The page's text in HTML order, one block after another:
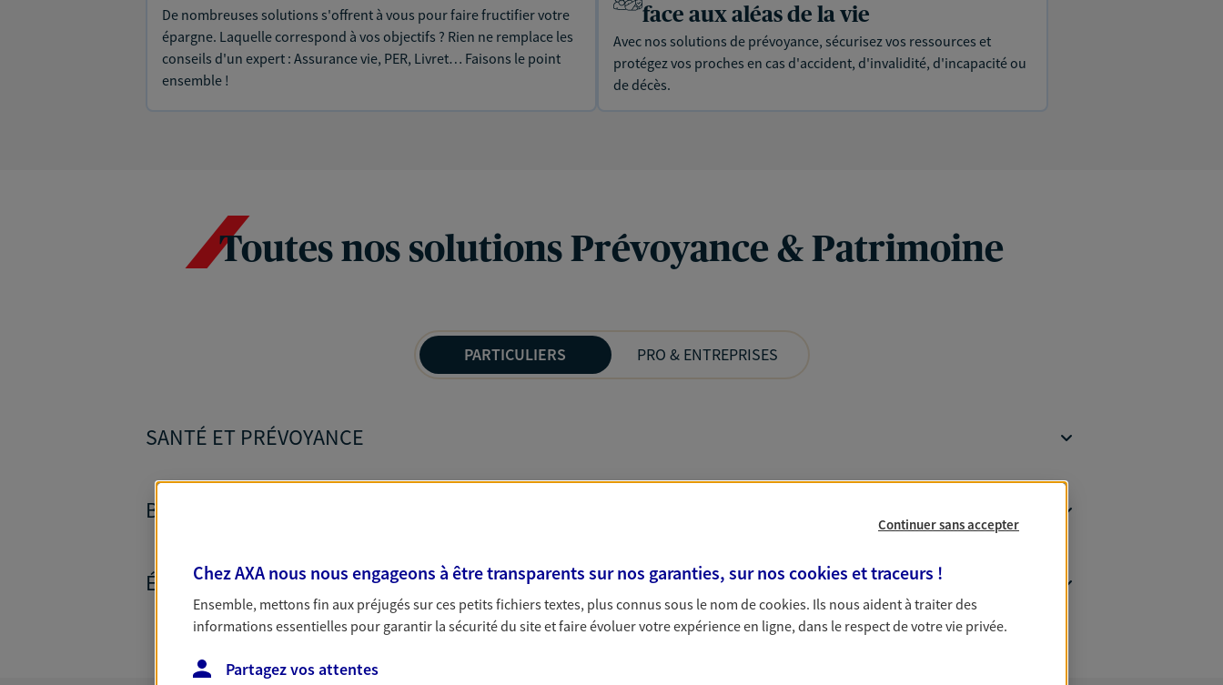
De nombreuses solutions s'offrent à vous pour faire fructifier votre
épargne. Laquelle correspond à vos objectifs ? Rien ne remplace les
conseils d'un expert : Assurance vie, PER, Livret… Faisons le point
ensemble !
face aux aléas de la vie
Avec nos solutions de prévoyance, sécurisez vos ressources et
protégez vos proches en cas d'accident, d'invalidité, d'incapacité ou
de décès.
Toutes nos solutions Prévoyance & Patrimoine
PARTICULIERS PRO & ENTREPRISES
SANTÉ ET PRÉVOYANCE
BANQUE ET CRÉDITS
ÉPARGNE ET RETRAITE
Continuer sans accepter
Chez AXA nous nous engageons à être transparents sur nos garanties, sur nos cookies et traceurs !
Ensemble, mettons fin aux préjugés sur ces petits fichiers textes, plus connus sous le nom decookies. Ils nous aident à traiter des
informations essentielles pour garantir la sécurité du site et faire évoluer votre expérience en ligne, dans le respect de votre vie privée.
Partagez vos attentes